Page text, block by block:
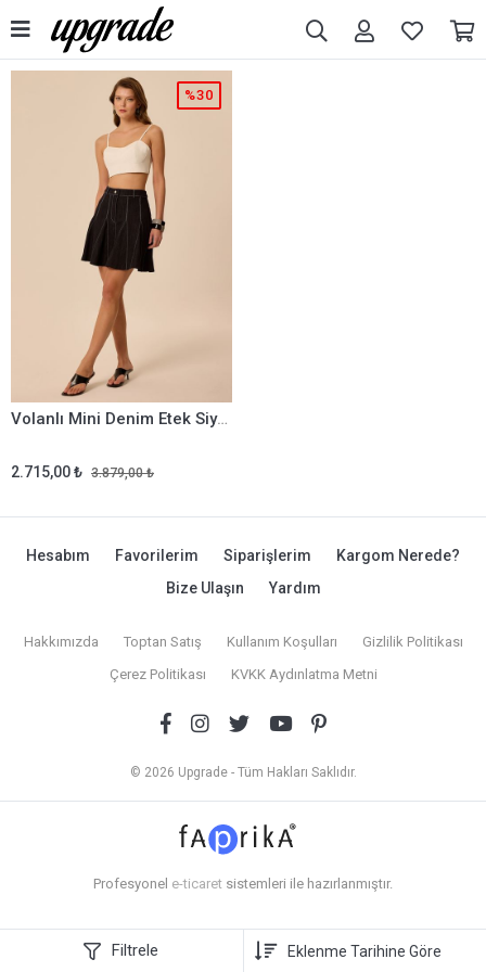
Filtrele
Volanlı Mini Denim Etek Siyah
2.715,00 ₺ 3.879,00 ₺
%30
Hesabım Favorilerim Siparişlerim
Kargom Nerede?
Bize Ulaşın
Yardım
Hakkımızda Toptan Satış Kullanım Koşulları
Gizlilik Politikası
Çerez Politikası
KVKK Aydınlatma Metni
© 2026 Upgrade - Tüm Hakları Saklıdır.
Profesyonel e-ticaret sistemleri ile hazırlanmıştır.